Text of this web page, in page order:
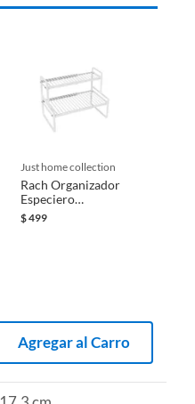
just home collection
Rach Organizador
Especiero
Extensible 2
Niveles
$499
Agregar al Carro